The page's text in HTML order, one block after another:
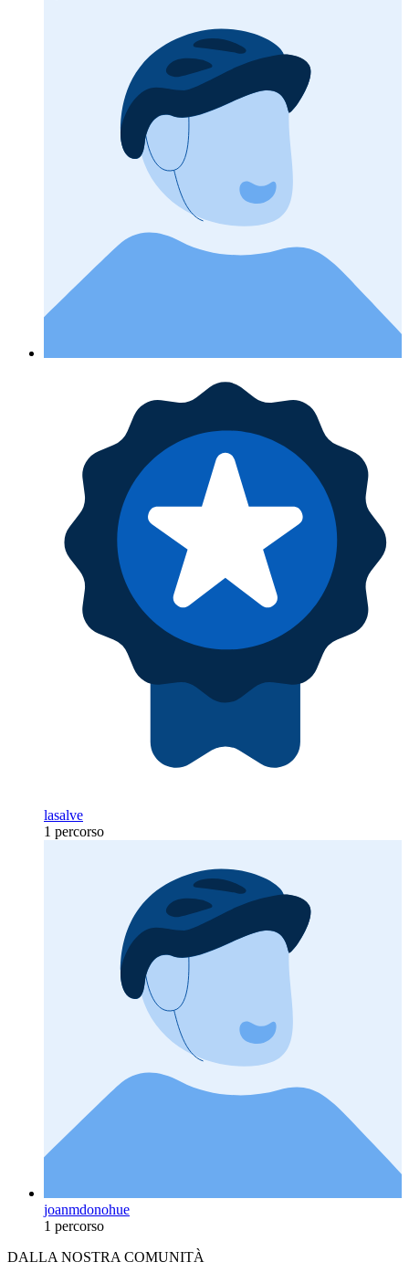
lasalve
1 percorso
joanmdonohue
1 percorso
DALLA NOSTRA COMUNITÀ